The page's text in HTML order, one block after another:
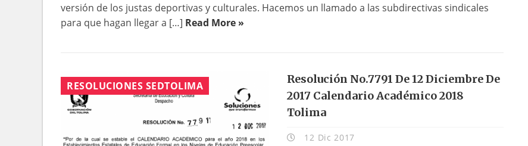
versión de los justas deportivas y culturales. Hacemos un llamado a las subdirectivas sindicales
para que hagan llegar a […] Read More »
RESOLUCIONES SEDTOLIMA
Resolución No.7791 De 12 Diciembre De
2017 Calendario Académico 2018
Tolima
12 Dic 2017